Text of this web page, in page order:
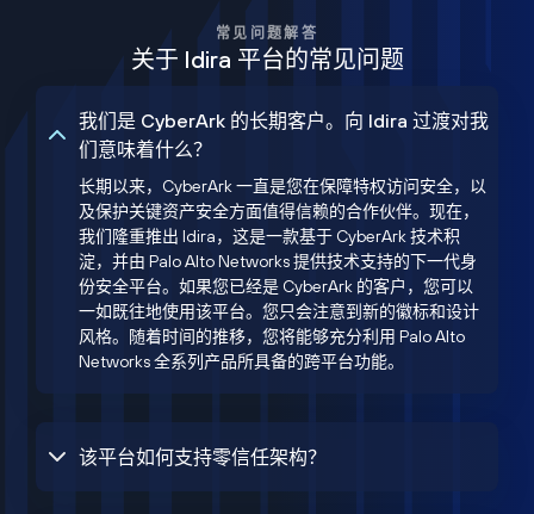
常见问题解答
关于 Idira 平台的常见问题
我们是 CyberArk 的长期客户。向 Idira 过渡对我
们意味着什么？
长期以来，CyberArk 一直是您在保障特权访问安全，以
及保护关键资产安全方面值得信赖的合作伙伴。现在，
我们隆重推出 Idira，这是一款基于 CyberArk 技术积
淀，并由 Palo Alto Networks 提供技术支持的下一代身
份安全平台。如果您已经是 CyberArk 的客户，您可以
一如既往地使用该平台。您只会注意到新的徽标和设计
风格。随着时间的推移，您将能够充分利用 Palo Alto
Networks 全系列产品所具备的跨平台功能。
该平台如何支持零信任架构？